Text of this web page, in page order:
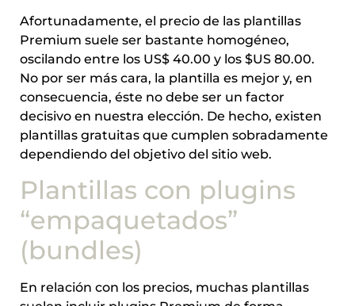
Afortunadamente, el precio de las plantillas
Premium suele ser bastante homogéneo,
oscilando entre los US$ 40.00 y los $US 80.00.
No por ser más cara, la plantilla es mejor y, en
consecuencia, éste no debe ser un factor
decisivo en nuestra elección. De hecho, existen
plantillas gratuitas que cumplen sobradamente
dependiendo del objetivo del sitio web.
Plantillas con plugins
“empaquetados”
(bundles)
En relación con los precios, muchas plantillas